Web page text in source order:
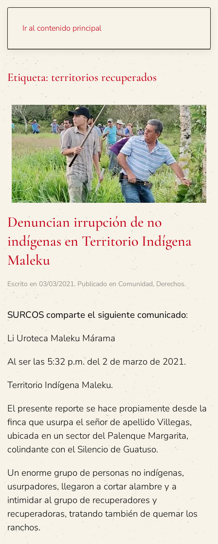
Ir al contenido principal
Etiqueta: territorios recuperados
Denuncian irrupción de no
indígenas en Territorio Indígena
Maleku
Escrito en 03/03/2021. Publicado en Comunidad, Derechos.
SURCOS comparte el siguiente comunicado:
Li Uroteca Maleku Márama
Al ser las 5:32 p.m. del 2 de marzo de 2021.
Territorio Indígena Maleku.
El presente reporte se hace propiamente desde la
finca que usurpa el señor de apellido Villegas,
ubicada en un sector del Palenque Margarita,
colindante con el Silencio de Guatuso.
Un enorme grupo de personas no indígenas,
usurpadores, llegaron a cortar alambre y a
intimidar al grupo de recuperadores y
recuperadoras, tratando también de quemar los
ranchos.